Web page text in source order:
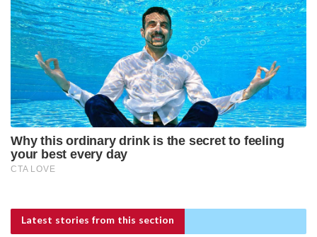
Latest stories from this section